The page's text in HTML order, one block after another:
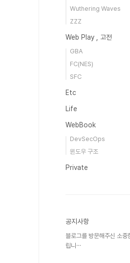
Wuthering Waves
ZZZ
Web Play , 고전
GBA
FC(NES)
SFC
Etc
Life
WebBook
DevSecOps
윈도우 구조
Private
공지사항
블로그를 방문해주신 소중
립니⋯